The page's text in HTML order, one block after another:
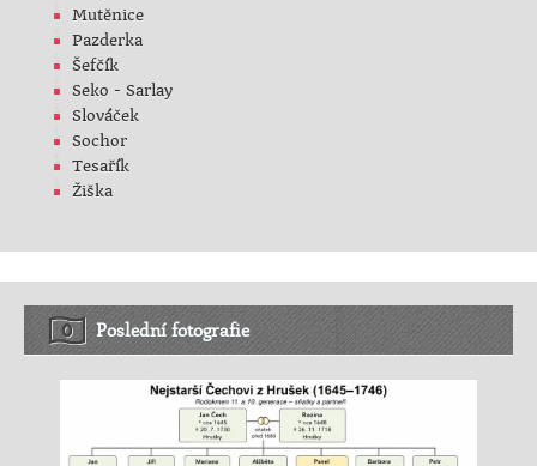
Mutěnice
Pazderka
Šefčík
Seko - Sarlay
Slováček
Sochor
Tesařík
Žiška
Poslední fotografie